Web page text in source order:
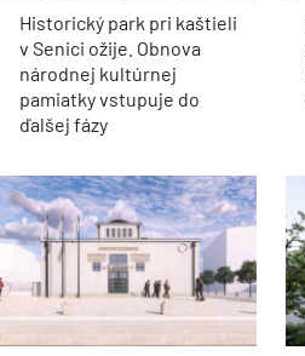
Historický park pri kaštieli
v Senici ožije. Obnova
národnej kultúrnej
pamiatky vstupuje do
ďalšej fázy